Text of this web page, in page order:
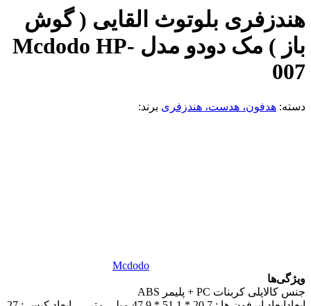
هندزفری بلوتوث القایی ( گوش
باز ) مک دودو مدل Mcdodo HP-
007
دسته: هدفون، هدست، هندزفری برند:
Mcdodo
ویژگی‌ها
جنس کالاپلی کربنات PC + پليمر ABS